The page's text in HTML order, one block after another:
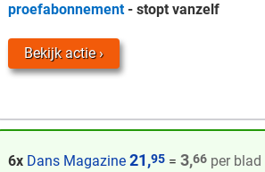
proefabonnement - stopt vanzelf
Bekijk actie
6x Dans Magazine 21,95 = 3,66 per blad